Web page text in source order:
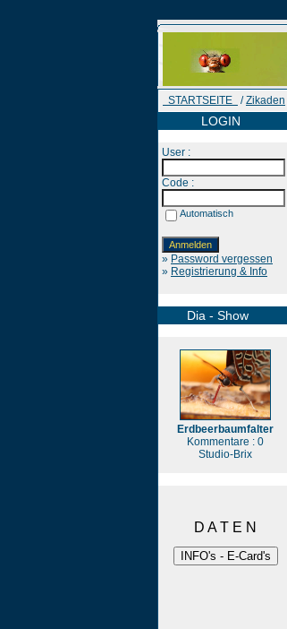
STARTSEITE /Zikaden
LOGIN
User :
Code :
Automatisch
» Password vergessen
» Registrierung & Info
Dia - Show
Erdbeerbaumfalter
Kommentare : 0
Studio-Brix
D A T E N